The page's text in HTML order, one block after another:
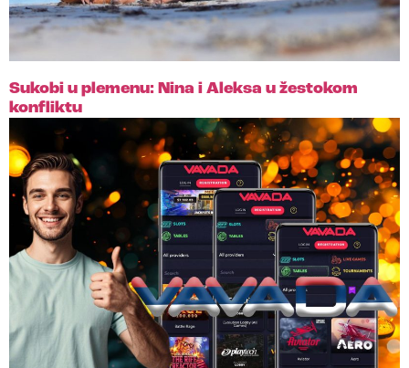
Sukobi u plemenu: Nina i Aleksa u žestokom
konfliktu